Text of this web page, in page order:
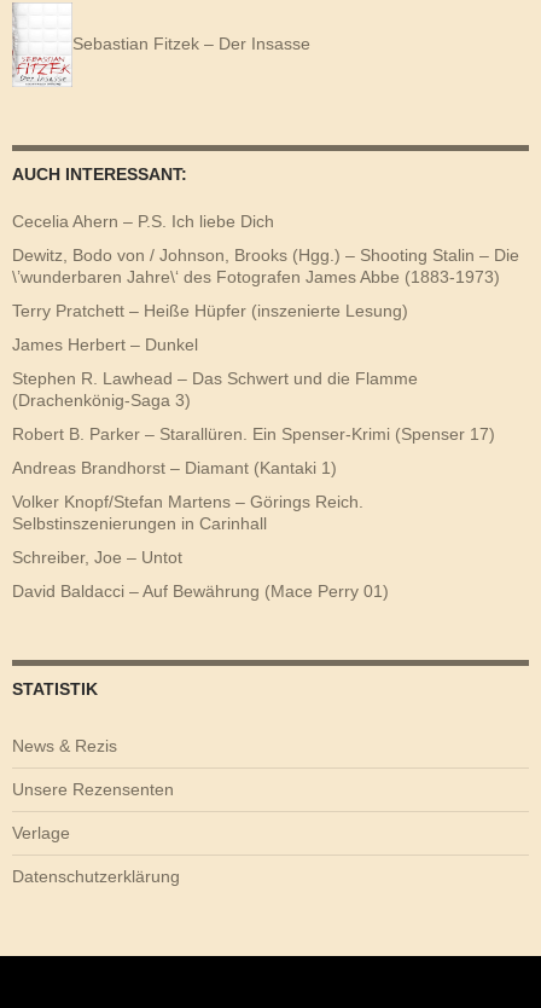
Sebastian Fitzek – Der Insasse
AUCH INTERESSANT:
Cecelia Ahern – P.S. Ich liebe Dich
Dewitz, Bodo von / Johnson, Brooks (Hgg.) – Shooting Stalin – Die
\’wunderbaren Jahre\‘ des Fotografen James Abbe (1883-1973)
Terry Pratchett – Heiße Hüpfer (inszenierte Lesung)
James Herbert – Dunkel
Stephen R. Lawhead – Das Schwert und die Flamme
(Drachenkönig-Saga 3)
Robert B. Parker – Starallüren. Ein Spenser-Krimi (Spenser 17)
Andreas Brandhorst – Diamant (Kantaki 1)
Volker Knopf/Stefan Martens – Görings Reich.
Selbstinszenierungen in Carinhall
Schreiber, Joe – Untot
David Baldacci – Auf Bewährung (Mace Perry 01)
STATISTIK
News & Rezis
Unsere Rezensenten
Verlage
Datenschutzerklärung